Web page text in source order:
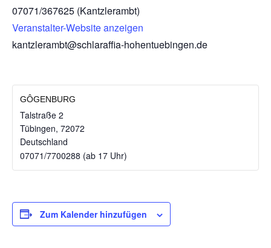
07071/367625 (Kantzlerambt)
Veranstalter-Website anzeigen
kantzlerambt@schlaraffia-hohentuebingen.de
GÔGENBURG
Talstraße 2
Tübingen, 72072
Deutschland
07071/7700288 (ab 17 Uhr)
Zum Kalender hinzufügen